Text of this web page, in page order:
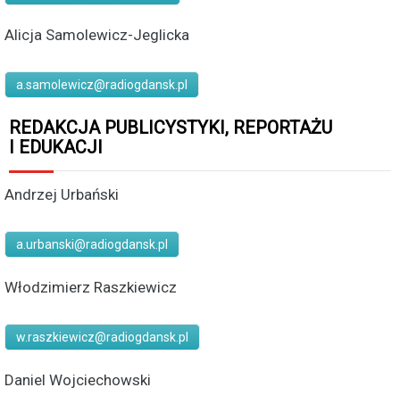
Alicja Samolewicz-Jeglicka
a.samolewicz@radiogdansk.pl
REDAKCJA PUBLICYSTYKI, REPORTAŻU
I EDUKACJI
Andrzej Urbański
a.urbanski@radiogdansk.pl
Włodzimierz Raszkiewicz
w.raszkiewicz@radiogdansk.pl
Daniel Wojciechowski